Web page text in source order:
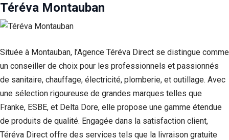
Téréva Montauban
Située à Montauban, l’Agence Téréva Direct se distingue comme
un conseiller de choix pour les professionnels et passionnés
de sanitaire, chauffage, électricité, plomberie, et outillage. Avec
une sélection rigoureuse de grandes marques telles que
Franke, ESBE, et Delta Dore, elle propose une gamme étendue
de produits de qualité. Engagée dans la satisfaction client,
Téréva Direct offre des services tels que la livraison gratuite